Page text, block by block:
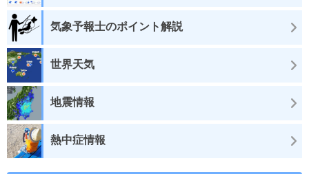
気象予報士のポイント解説
世界天気
地震情報
熱中症情報